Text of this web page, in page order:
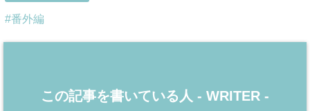
番外編
この記事を書いている人 - WRITER -